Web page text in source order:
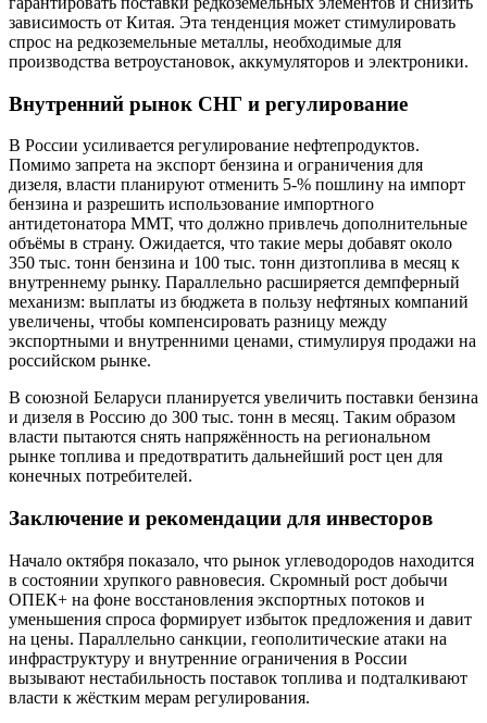
зависимость от Китая. Эта тенденция может стимулировать
спрос на редкоземельные металлы, необходимые для
производства ветроустановок, аккумуляторов и электроники.
Внутренний рынок СНГ и регулирование
В России усиливается регулирование нефтепродуктов.
Помимо запрета на экспорт бензина и ограничения для
дизеля, власти планируют отменить 5‑% пошлину на импорт
бензина и разрешить использование импортного
антидетонатора ММТ, что должно привлечь дополнительные
объёмы в страну. Ожидается, что такие меры добавят около
350 тыс. тонн бензина и 100 тыс. тонн дизтоплива в месяц к
внутреннему рынку. Параллельно расширяется демпферный
механизм: выплаты из бюджета в пользу нефтяных компаний
увеличены, чтобы компенсировать разницу между
экспортными и внутренними ценами, стимулируя продажи на
российском рынке.
В союзной Беларуси планируется увеличить поставки бензина
и дизеля в Россию до 300 тыс. тонн в месяц. Таким образом
власти пытаются снять напряжённость на региональном
рынке топлива и предотвратить дальнейший рост цен для
конечных потребителей.
Заключение и рекомендации для инвесторов
Начало октября показало, что рынок углеводородов находится
в состоянии хрупкого равновесия. Скромный рост добычи
ОПЕК+ на фоне восстановления экспортных потоков и
уменьшения спроса формирует избыток предложения и давит
на цены. Параллельно санкции, геополитические атаки на
инфраструктуру и внутренние ограничения в России
вызывают нестабильность поставок топлива и подталкивают
власти к жёстким мерам регулирования.